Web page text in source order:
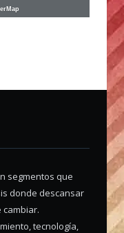
segmentos que
donde descansar
tecnología,